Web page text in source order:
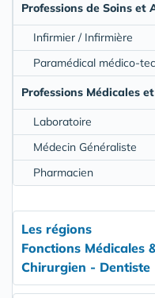
Professions de Soins et
Infirmier / Infirmière
Paramédical médico-
Professions Médicales
Laboratoire
Médecin Généraliste
Pharmacien
Les régions
Fonctions Médicales
Chirurgien - Dentiste